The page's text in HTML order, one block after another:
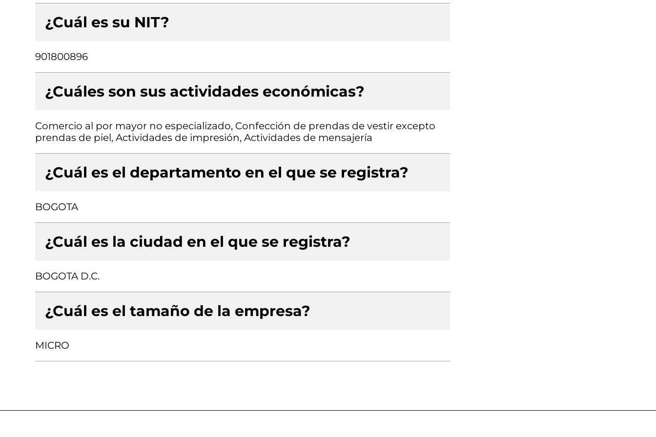
¿Cuál es su NIT?
901800896
¿Cuáles son sus actividades económicas?
Comercio al por mayor no especializado, Confección de prendas de vestir excepto
prendas de piel, Actividades de impresión, Actividades de mensajería
¿Cuál es el departamento en el que se registra?
BOGOTA
¿Cuál es la ciudad en el que se registra?
BOGOTA D.C.
¿Cuál es el tamaño de la empresa?
MICRO